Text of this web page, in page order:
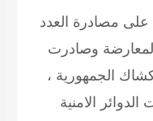
على مصادرة العدد
وصادرت
الجمهورية ،
الامنية